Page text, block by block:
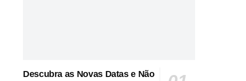
Descubra as Novas Datas e Não